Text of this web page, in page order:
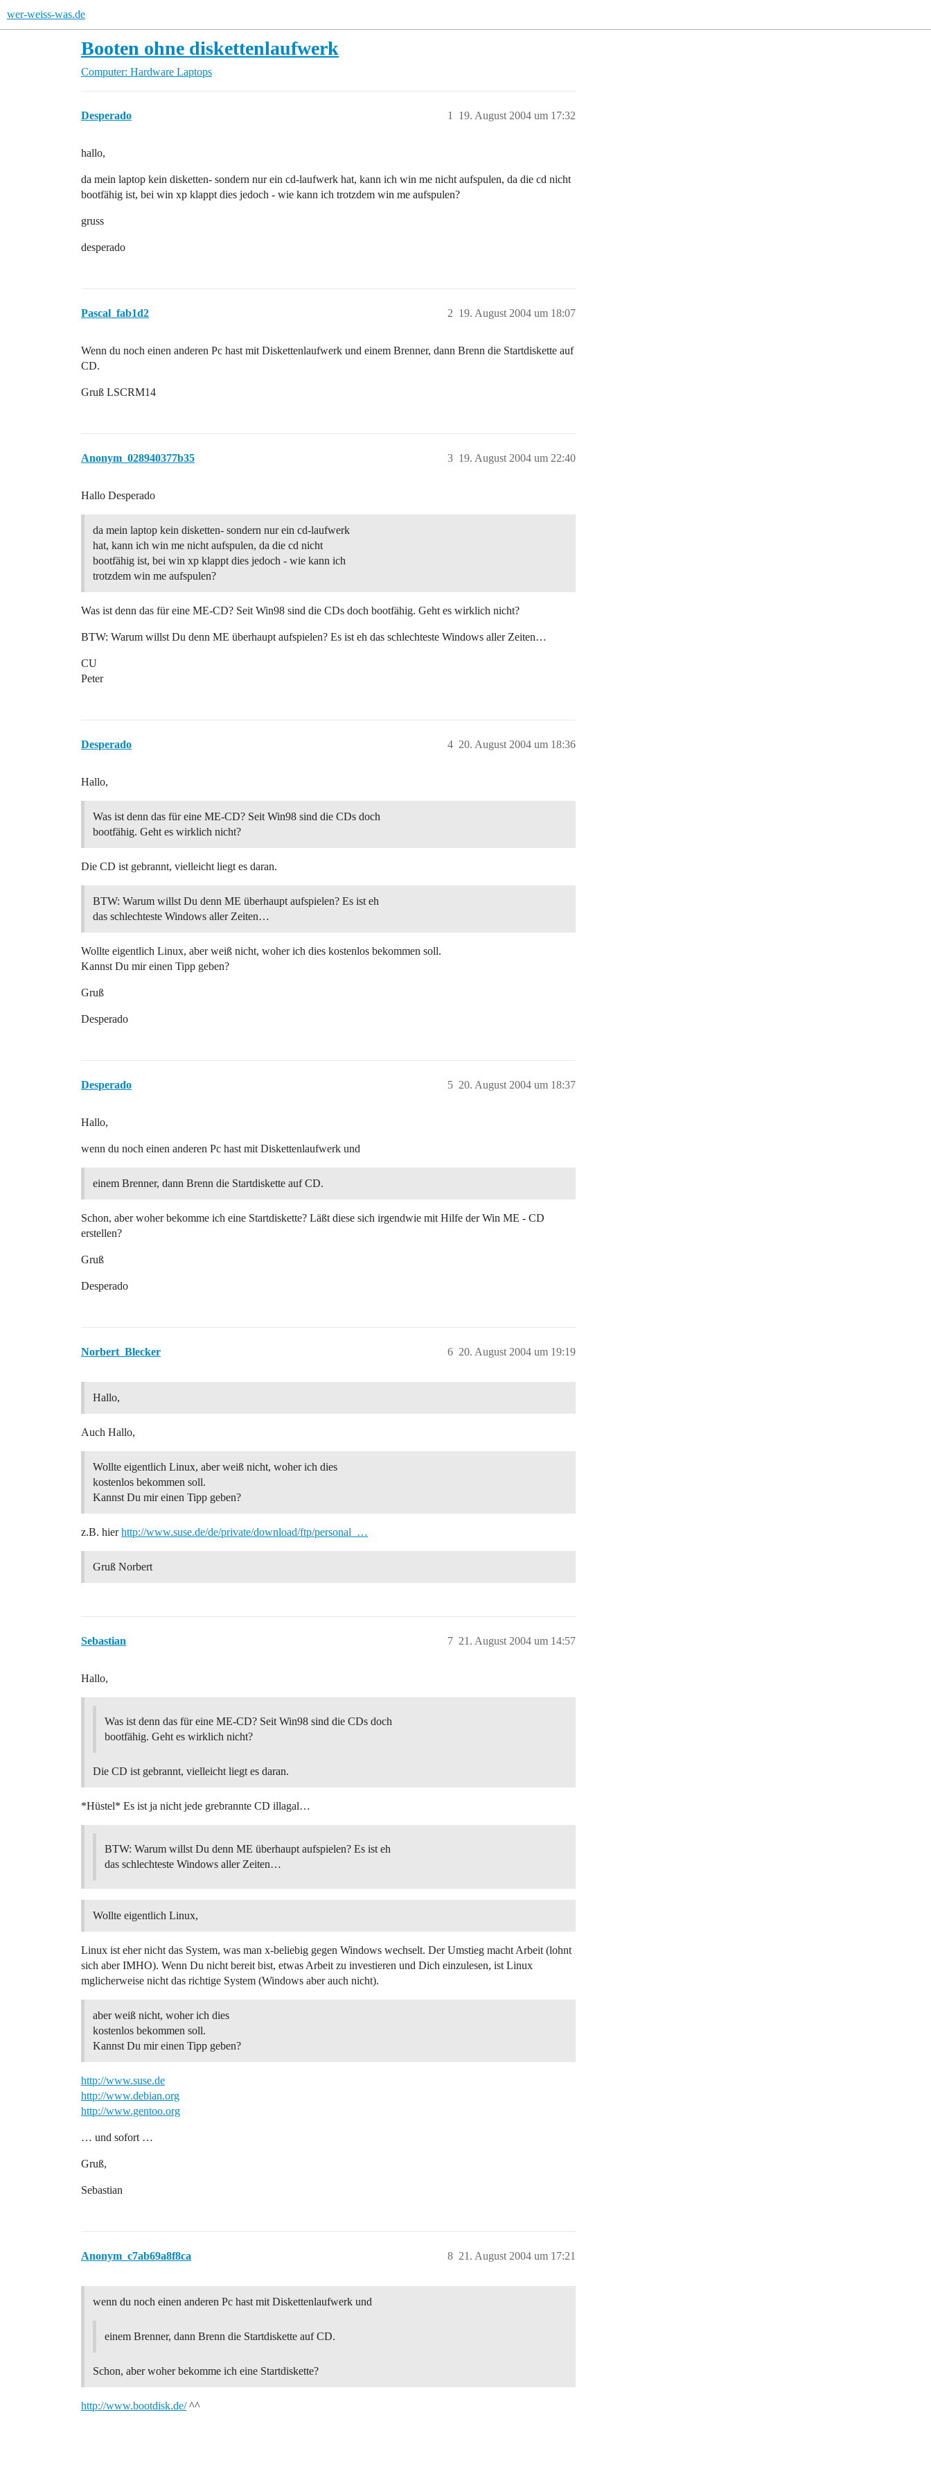
wer-weiss-was.de
Booten ohne diskettenlaufwerk
Computer: Hardware Laptops
Desperado 19. August 2004 um 17:32
1
hallo,
da mein laptop kein disketten- sondern nur ein cd-laufwerk hat, kann ich win me nicht aufspulen, da die cd nicht
bootfähig ist, bei win xp klappt dies jedoch - wie kann ich trotzdem win me aufspulen?
gruss
desperado
Pascal_fab1d2 19. August 2004 um 18:07
2
Wenn du noch einen anderen Pc hast mit Diskettenlaufwerk und einem Brenner, dann Brenn die Startdiskette auf
CD.
Gruß LSCRM14
Anonym_028940377b35 19. August 2004 um 22:40
3
Hallo Desperado
da mein laptop kein disketten- sondern nur ein cd-laufwerk
hat, kann ich win me nicht aufspulen, da die cd nicht
bootfähig ist, bei win xp klappt dies jedoch - wie kann ich
trotzdem win me aufspulen?
Was ist denn das für eine ME-CD? Seit Win98 sind die CDs doch bootfähig. Geht es wirklich nicht?
BTW: Warum willst Du denn ME überhaupt aufspielen? Es ist eh das schlechteste Windows aller Zeiten…
CU
Peter
Desperado 20. August 2004 um 18:36
4
Hallo,
Was ist denn das für eine ME-CD? Seit Win98 sind die CDs doch
bootfähig. Geht es wirklich nicht?
Die CD ist gebrannt, vielleicht liegt es daran.
BTW: Warum willst Du denn ME überhaupt aufspielen? Es ist eh
das schlechteste Windows aller Zeiten…
Wollte eigentlich Linux, aber weiß nicht, woher ich dies kostenlos bekommen soll.
Kannst Du mir einen Tipp geben?
Gruß
Desperado
Desperado 20. August 2004 um 18:37
5
Hallo,
wenn du noch einen anderen Pc hast mit Diskettenlaufwerk und
einem Brenner, dann Brenn die Startdiskette auf CD.
Schon, aber woher bekomme ich eine Startdiskette? Läßt diese sich irgendwie mit Hilfe der Win ME - CD
erstellen?
Gruß
Desperado
Norbert_Blecker 20. August 2004 um 19:19
6
Hallo,
Auch Hallo,
Wollte eigentlich Linux, aber weiß nicht, woher ich dies
kostenlos bekommen soll.
Kannst Du mir einen Tipp geben?
z.B. hierhttp://www.suse.de/de/private/download/ftp/personal_…
Gruß Norbert
Sebastian 21. August 2004 um 14:57
7
Hallo,
Was ist denn das für eine ME-CD? Seit Win98 sind die CDs doch
bootfähig. Geht es wirklich nicht?
Die CD ist gebrannt, vielleicht liegt es daran.
*Hüstel* Es ist ja nicht jede grebrannte CD illagal…
BTW: Warum willst Du denn ME überhaupt aufspielen? Es ist eh
das schlechteste Windows aller Zeiten…
Wollte eigentlich Linux,
Linux ist eher nicht das System, was man x-beliebig gegen Windows wechselt. Der Umstieg macht Arbeit (lohnt
sich aber IMHO). Wenn Du nicht bereit bist, etwas Arbeit zu investieren und Dich einzulesen, ist Linux
mglicherweise nicht das richtige System (Windows aber auch nicht).
aber weiß nicht, woher ich dies
kostenlos bekommen soll.
Kannst Du mir einen Tipp geben?
http://www.suse.de
http://www.debian.org
http://www.gentoo.org
… und sofort …
Gruß,
Sebastian
Anonym_c7ab69a8f8ca 21. August 2004 um 17:21
8
wenn du noch einen anderen Pc hast mit Diskettenlaufwerk und
einem Brenner, dann Brenn die Startdiskette auf CD.
Schon, aber woher bekomme ich eine Startdiskette?
http://www.bootdisk.de/^^